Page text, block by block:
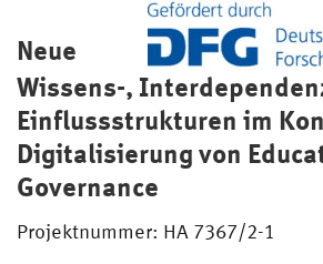
Neue
Wissens-,
Einflussstrukturen im
Digitalisierung von
Governance
Projektnummer: HA 7367/2-1